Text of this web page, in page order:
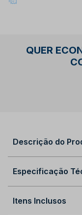
QUER
Descrição do
Especificação
Itens Inclusos